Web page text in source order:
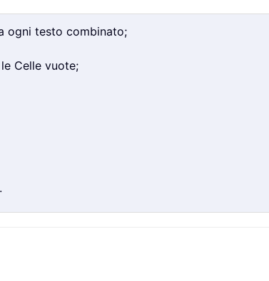
ogni testo combinato;
Celle vuote;